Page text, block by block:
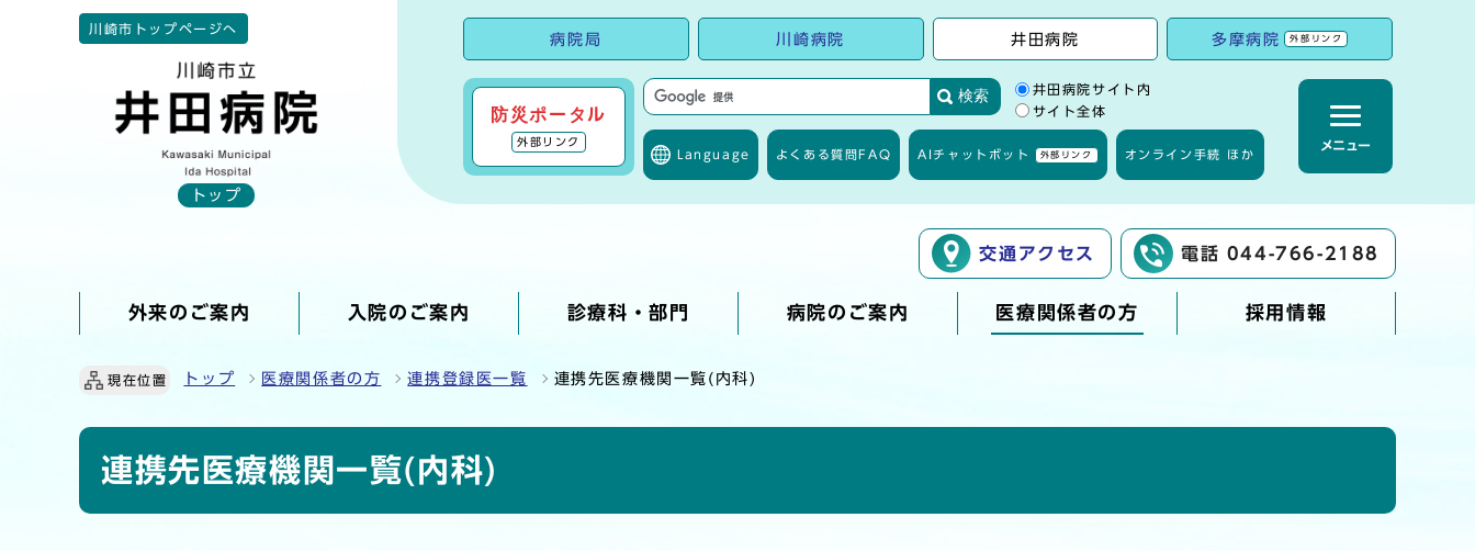
川崎市トップページへ
トップ
病院局 川崎病院 井田病院 多摩病院 外部リンク
防災ポータル
外部リンク
検索 サイト内検索の範囲
井田病院サイト内
サイト全体
Language よくある質問 FAQ AIチャットボット 外部リンク オンライン手続 ほか
メニュー
交通アクセス 電話 044-766-2188
外来のご案内 入院のご案内 診療科・部門 病院のご案内 医療関係者の方 採用情報
現在位置 トップ 医療関係者の方 連携登録医一覧 連携先医療機関一覧(内科)
連携先医療機関一覧(内科)